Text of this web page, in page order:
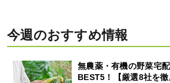
今週のおすすめ情報
無農薬・有機の野菜宅
BEST5！【厳選8社を徹